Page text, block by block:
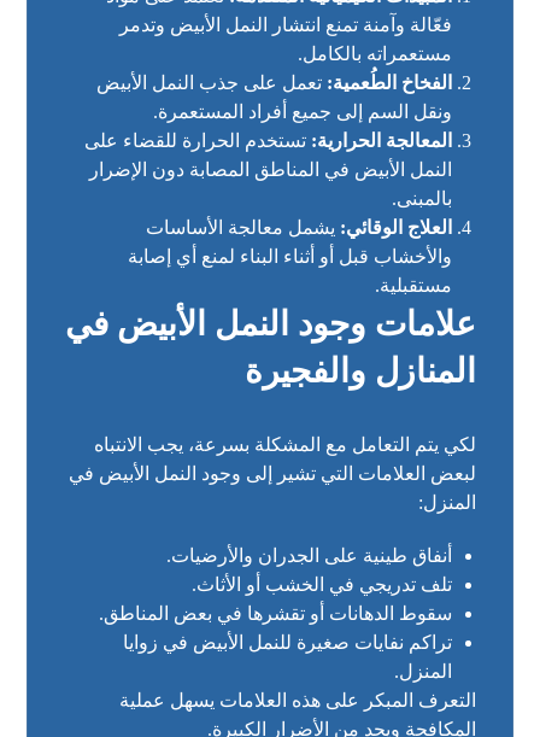
فعّالة وآمنة تمنع انتشار النمل الأبيض وتدمر
مستعمراته بالكامل.
الفخاخ الطُعمية: تعمل على جذب النمل الأبيض
ونقل السم إلى جميع أفراد المستعمرة.
المعالجة الحرارية: تستخدم الحرارة للقضاء على
النمل الأبيض في المناطق المصابة دون الإضرار
بالمبنى.
العلاج الوقائي: يشمل معالجة الأساسات
والأخشاب قبل أو أثناء البناء لمنع أي إصابة
مستقبلية.
علامات وجود النمل الأبيض في
المنازل والفجيرة
لكي يتم التعامل مع المشكلة بسرعة، يجب الانتباه
لبعض العلامات التي تشير إلى وجود النمل الأبيض في
المنزل:
أنفاق طينية على الجدران والأرضيات.
تلف تدريجي في الخشب أو الأثاث.
سقوط الدهانات أو تقشرها في بعض المناطق.
تراكم نفايات صغيرة للنمل الأبيض في زوايا
المنزل.
التعرف المبكر على هذه العلامات يسهل عملية
المكافحة ويحد من الأضرار الكبيرة.